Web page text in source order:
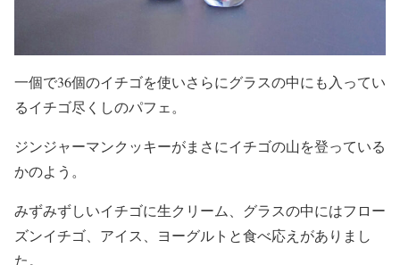
一個で36個のイチゴを使いさらにグラスの中にも入ってい
るイチゴ尽くしのパフェ。
ジンジャーマンクッキーがまさにイチゴの山を登っている
かのよう。
みずみずしいイチゴに生クリーム、グラスの中にはフロー
ズンイチゴ、アイス、ヨーグルトと食べ応えがありまし
た。